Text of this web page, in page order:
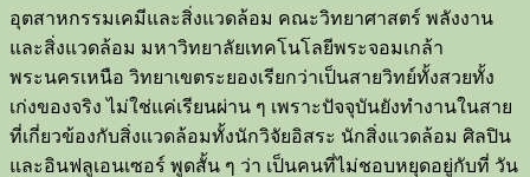
อุตสาหกรรมเคมีและสิ่งแวดล้อม คณะวิทยาศาสตร์ พลังงาน
และสิ่งแวดล้อม มหาวิทยาลัยเทคโนโลยีพระจอมเกล้า
พระนครเหนือ วิทยาเขตระยองเรียกว่าเป็นสายวิทย์ทั้งสวยทั้ง
เก่งของจริง ไม่ใช่แค่เรียนผ่าน ๆ เพราะปัจจุบันยังทำงานในสาย
ที่เกี่ยวข้องกับสิ่งแวดล้อมทั้งนักวิจัยอิสระ นักสิ่งแวดล้อม ศิลปิน
และอินฟลูเอนเซอร์ พูดสั้น ๆ ว่า เป็นคนที่ไม่ชอบหยุดอยู่กับที่ วัน